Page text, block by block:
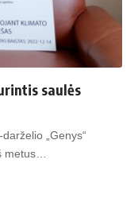
saulės
„Genys“
metus…